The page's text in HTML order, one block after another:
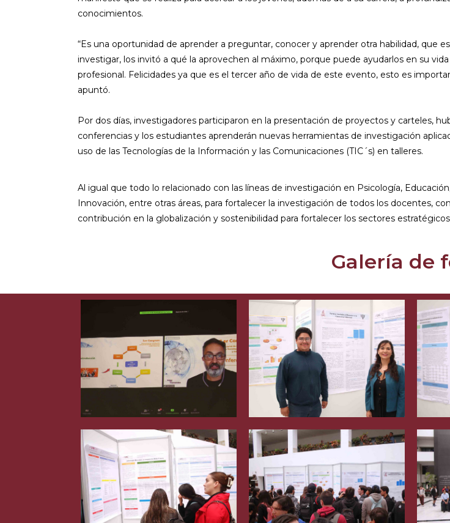
conocimientos.
“Es una oportunidad de aprender a preguntar, conocer y aprender otra habilidad, que es
investigar, los invitó a qué la aprovechen al máximo, porque puede ayudarlos en su vida
profesional. Felicidades ya que es el tercer año de vida de este evento, esto es
apuntó.
Por dos días, investigadores participaron en la presentación de proyectos y carteles,
conferencias y los estudiantes aprenderán nuevas herramientas de investigación
uso de las Tecnologías de la Información y las Comunicaciones (TIC´s) en talleres.
Al igual que todo lo relacionado con las líneas de investigación en Psicología,
Innovación, entre otras áreas, para fortalecer la investigación de todos los docentes,
contribución en la globalización y sostenibilidad para fortalecer los sectores
Galería de